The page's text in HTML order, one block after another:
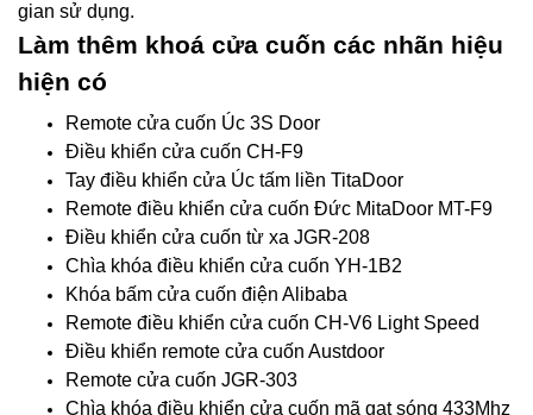
gian sử dụng.
Làm thêm khoá cửa cuốn các nhãn hiệu
hiện có
Remote cửa cuốn Úc 3S Door
Điều khiển cửa cuốn CH-F9
Tay điều khiển cửa Úc tấm liền TitaDoor
Remote điều khiển cửa cuốn Đức MitaDoor MT-F9
Điều khiển cửa cuốn từ xa JGR-208
Chìa khóa điều khiển cửa cuốn YH-1B2
Khóa bấm cửa cuốn điện Alibaba
Remote điều khiển cửa cuốn CH-V6 Light Speed
Điều khiển remote cửa cuốn Austdoor
Remote cửa cuốn JGR-303
Chìa khóa điều khiển cửa cuốn mã gạt sóng 433Mhz